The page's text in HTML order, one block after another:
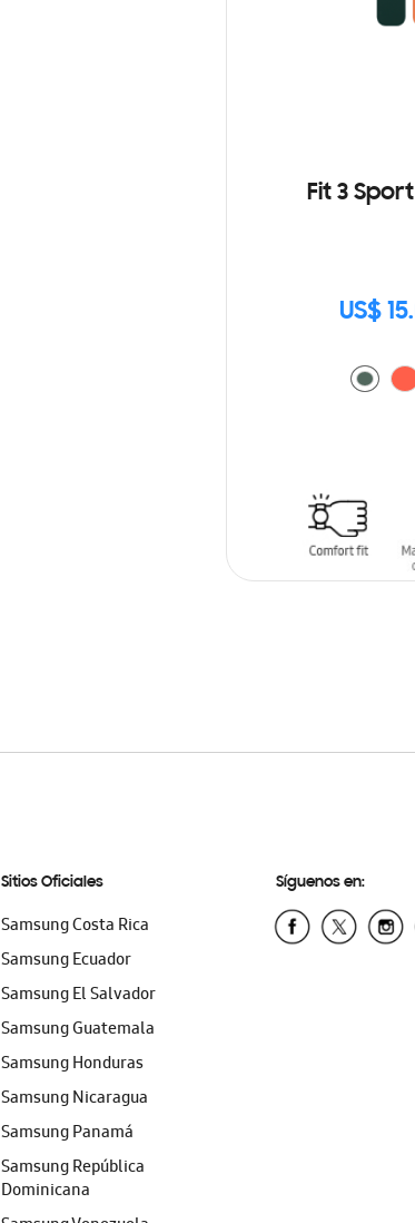
Fit 3
US$
Sitios Oficiales
Samsung Costa Rica
Samsung Ecuador
Samsung El Salvador
Samsung Guatemala
Samsung Honduras
Samsung Nicaragua
Samsung Panamá
Samsung República
Dominicana
Síguenos en: